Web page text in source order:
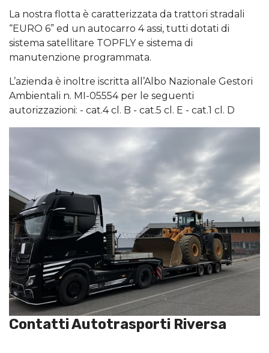
La nostra flotta è caratterizzata da trattori stradali
“EURO 6” ed un autocarro 4 assi, tutti dotati di
sistema satellitare TOPFLY e sistema di
manutenzione programmata.
L’azienda è inoltre iscritta all’Albo Nazionale Gestori
Ambientali n. MI-05554 per le seguenti
autorizzazioni: - cat.4 cl. B - cat.5 cl. E - cat.1 cl. D
Contatti Autotrasporti Riversa